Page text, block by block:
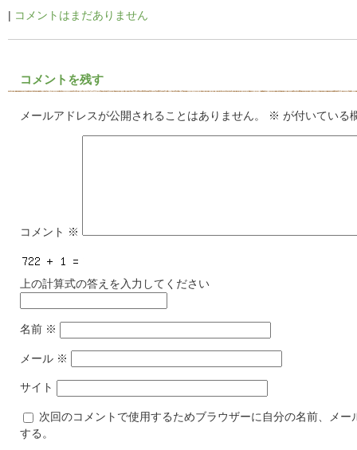
| コメントはまだありません
コメントを残す
メールアドレスが公開されることはありません。 ※ が付いている
コメント ※
上の計算式の答えを入力してください
名前 ※
メール ※
サイト
次回のコメントで使用するためブラウザーに自分の名前、メー
する。